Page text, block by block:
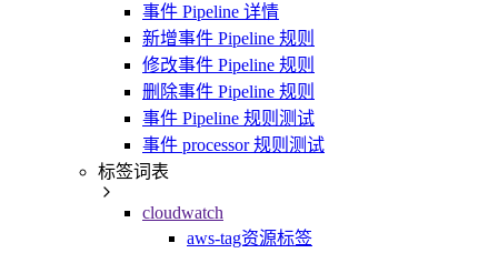
事件 Pipeline 详情
新增事件 Pipeline 规则
修改事件 Pipeline 规则
删除事件 Pipeline 规则
事件 Pipeline 规则测试
事件 processor 规则测试
标签词表
cloudwatch
aws-tag资源标签